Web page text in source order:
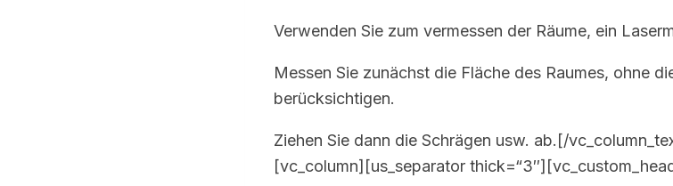
Verwenden Sie zum vermessen der Räume, ein
Messen Sie zunächst die Fläche des Raumes, ohne
berücksichtigen.
Ziehen Sie dann die Schrägen usw. ab.[/
[vc_column][us_separator